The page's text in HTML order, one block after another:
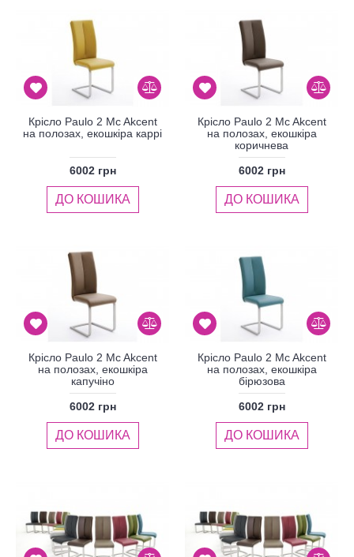
Крісло Paulo 2 Mc Akcent
на полозах, екошкіра каррі
6002 грн
ДО КОШИКА
Крісло Paulo 2 Mc Akcent
на полозах, екошкіра
коричнева
6002 грн
ДО КОШИКА
Крісло Paulo 2 Mc Akcent
на полозах, екошкіра
капучіно
6002 грн
ДО КОШИКА
Крісло Paulo 2 Mc Akcent
на полозах, екошкіра
бірюзова
6002 грн
ДО КОШИКА